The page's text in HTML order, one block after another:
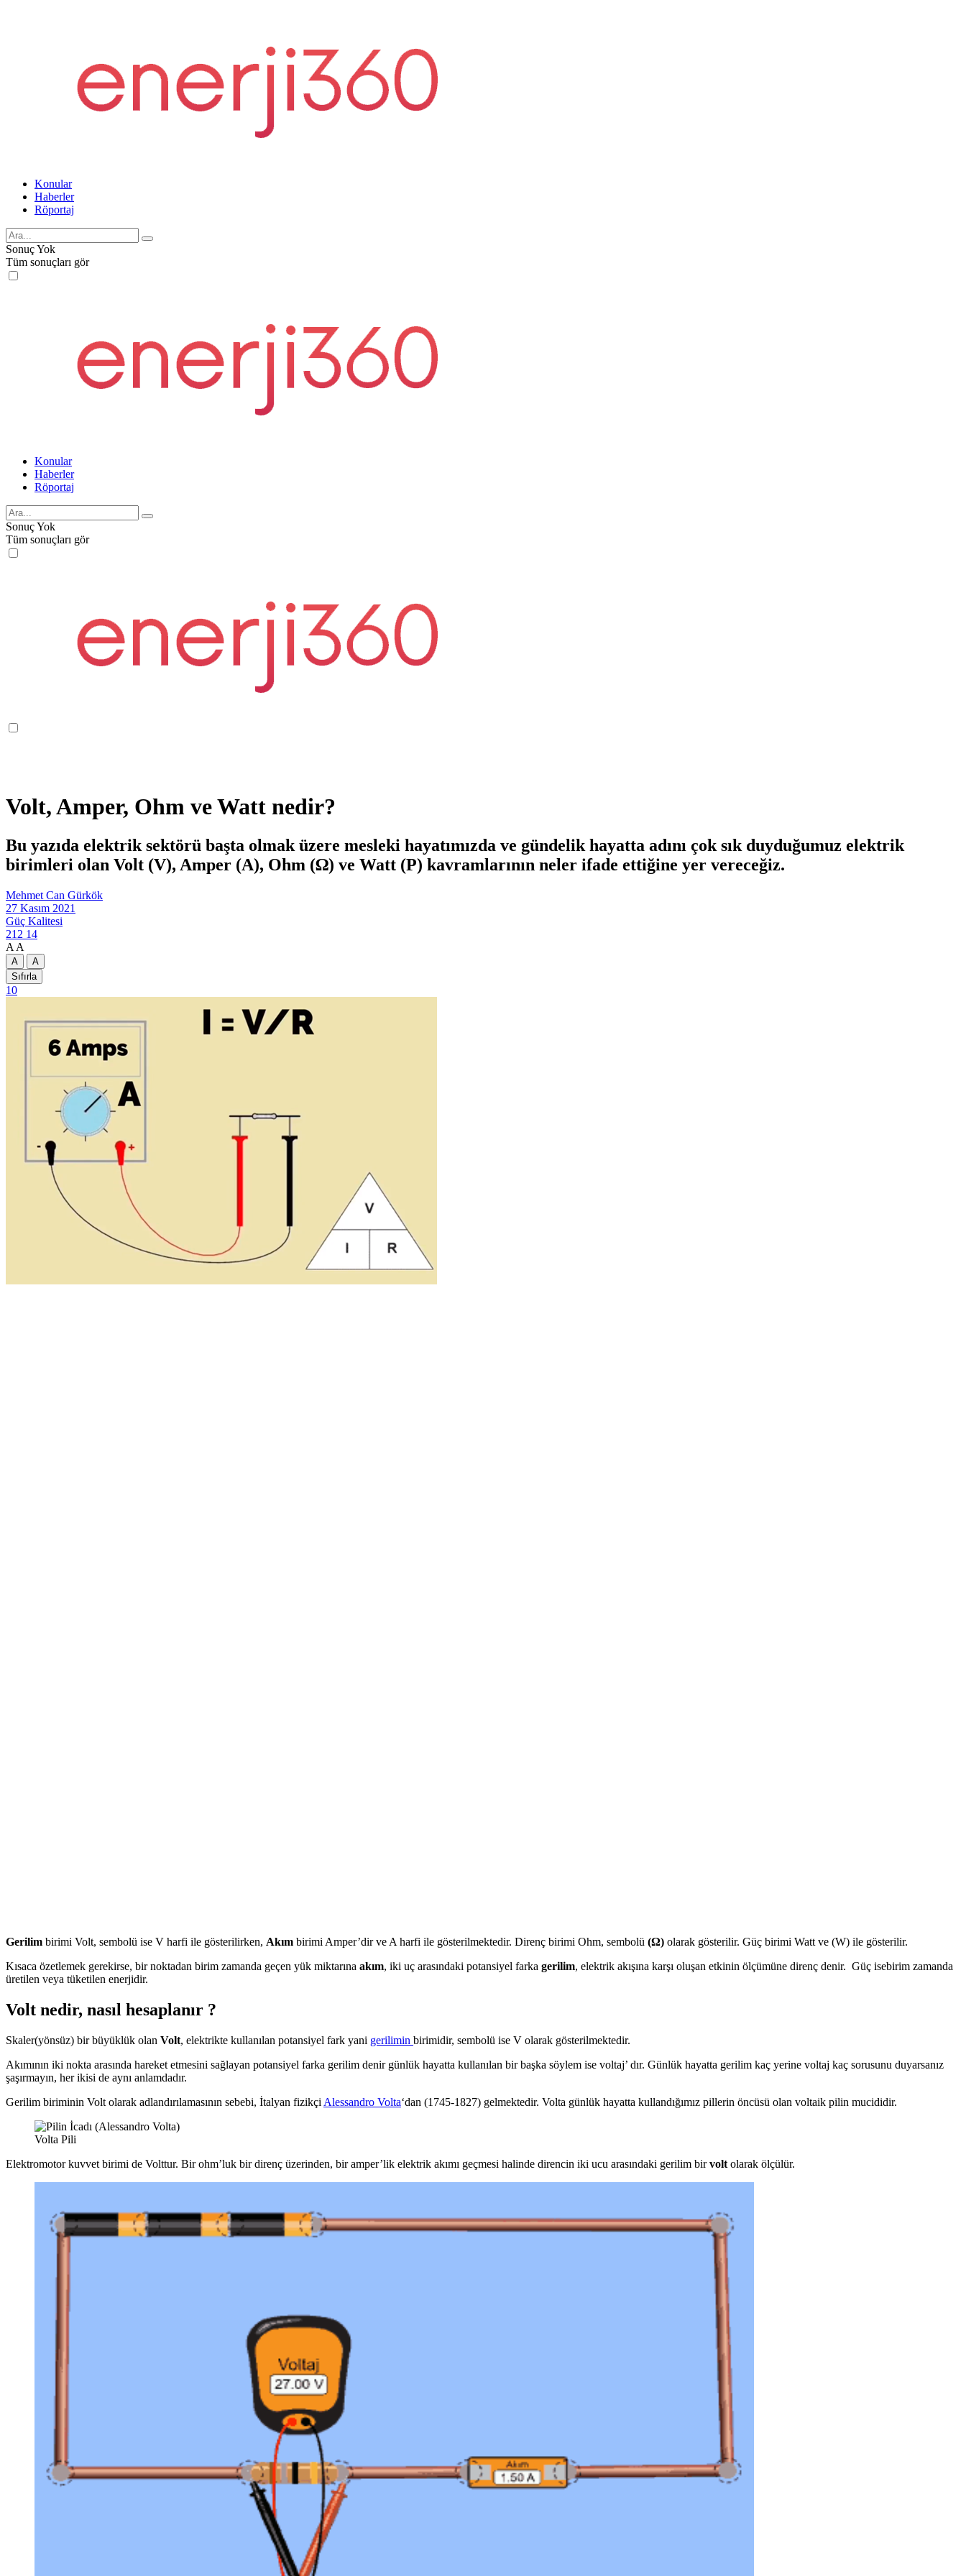
Konular
Haberler
Röportaj
Sonuç Yok
Tüm sonuçları gör
Konular
Haberler
Röportaj
Sonuç Yok
Tüm sonuçları gör
Volt, Amper, Ohm ve Watt nedir?
Bu yazıda elektrik sektörü başta olmak üzere mesleki hayatımızda ve gündelik hayatta adını çok sık duyduğumuz elektrik
birimleri olan Volt (V), Amper (A), Ohm (Ω) ve Watt (P) kavramlarının neler ifade ettiğine yer vereceğiz.
Mehmet Can Gürkök
27 Kasım 2021
Güç Kalitesi
212 14
A A
A
A
Sıfırla
10
Gerilim birimi Volt, sembolü ise V harfi ile gösterilirken, Akım birimi Amper’dir ve A harfi ile gösterilmektedir. Direnç birimi Ohm, sembolü (Ω) olarak gösterilir. Güç birimi Watt ve (W) ile gösterilir.
Kısaca özetlemek gerekirse, bir noktadan birim zamanda geçen yük miktarına akım, iki uç arasındaki potansiyel farka gerilim, elektrik akışına karşı oluşan etkinin ölçümüne direnç denir. Güç isebirim zamanda
üretilen veya tüketilen enerjidir.
Volt nedir, nasıl hesaplanır ?
Skaler(yönsüz) bir büyüklük olan Volt, elektrikte kullanılan potansiyel fark yani gerilimin birimidir, sembolü ise V olarak gösterilmektedir.
Akımının iki nokta arasında hareket etmesini sağlayan potansiyel farka gerilim denir günlük hayatta kullanılan bir başka söylem ise voltaj’ dır. Günlük hayatta gerilim kaç yerine voltaj kaç sorusunu duyarsanız
şaşırmayın, her ikisi de aynı anlamdadır.
Gerilim biriminin Volt olarak adlandırılamasının sebebi, İtalyan fizikçi Alessandro Volta‘dan (1745-1827) gelmektedir. Volta günlük hayatta kullandığımız pillerin öncüsü olan voltaik pilin mucididir.
Volta Pili
Elektromotor kuvvet birimi de Volttur. Bir ohm’luk bir direnç üzerinden, bir amper’lik elektrik akımı geçmesi halinde direncin iki ucu arasındaki gerilim birvolt olarak ölçülür.